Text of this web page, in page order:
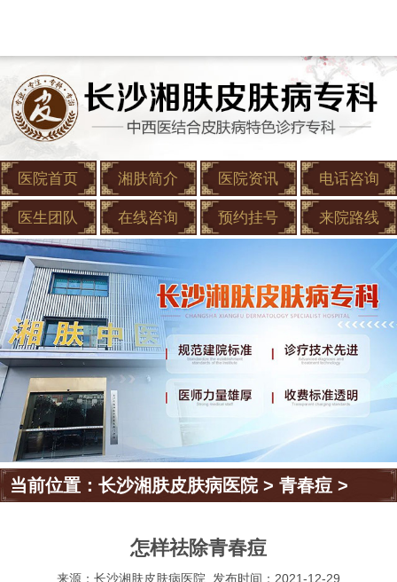
医院首页 湘肤简介 医院资讯 电话咨询
医生团队 在线咨询 预约挂号 来院路线
当前位置：长沙湘肤皮肤病医院>青春痘 >
怎样祛除青春痘
来源：长沙湘肤皮肤病医院 发布时间：2021-12-29